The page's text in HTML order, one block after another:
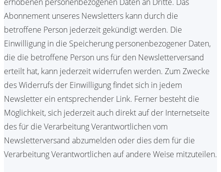
erhobenen personenbezogenen Daten an Dritte. Das
Abonnement unseres Newsletters kann durch die
betroffene Person jederzeit gekündigt werden. Die
Einwilligung in die Speicherung personenbezogener Daten,
die die betroffene Person uns für den Newsletterversand
erteilt hat, kann jederzeit widerrufen werden. Zum Zwecke
des Widerrufs der Einwilligung findet sich in jedem
Newsletter ein entsprechender Link. Ferner besteht die
Möglichkeit, sich jederzeit auch direkt auf der Internetseite
des für die Verarbeitung Verantwortlichen vom
Newsletterversand abzumelden oder dies dem für die
Verarbeitung Verantwortlichen auf andere Weise mitzuteilen.